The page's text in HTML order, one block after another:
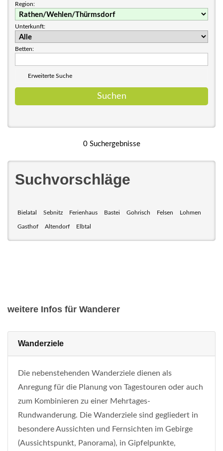
Region:
Unterkunft:
Betten:
Erweiterte Suche
0 Suchergebnisse
Suchvorschläge
Bielatal Sebnitz Ferienhaus Bastei Gohrisch Felsen Lohmen
Gasthof Altendorf Elbtal
weitere Infos für Wanderer
Wanderziele
Die nebenstehenden Wanderziele dienen als
Anregung für die Planung von Tagestouren oder auch
zum Kombinieren zu einer Mehrtages-
Rundwanderung. Die Wanderziele sind gegliedert in
besondere Aussichten und Fernsichten im Gebirge
(Aussichtspunkt, Panorama), in Gipfelpunkte,